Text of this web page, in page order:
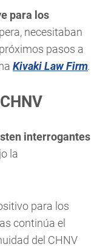
para los
necesitaban
pasos a
Kivaki Law Firm.
interrogantes
la
para los
continúa el
del CHNV